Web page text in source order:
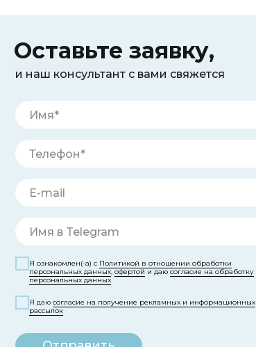
и наш консультант с вами свяжется
Я ознакомлен(-а) с Политикой в отношении обработки
персональных данных,офертой и даюсогласие на обработку
персональных данных
Я даю согласие на получение рекламных и информационных
рассылок
Оставьте заявку,